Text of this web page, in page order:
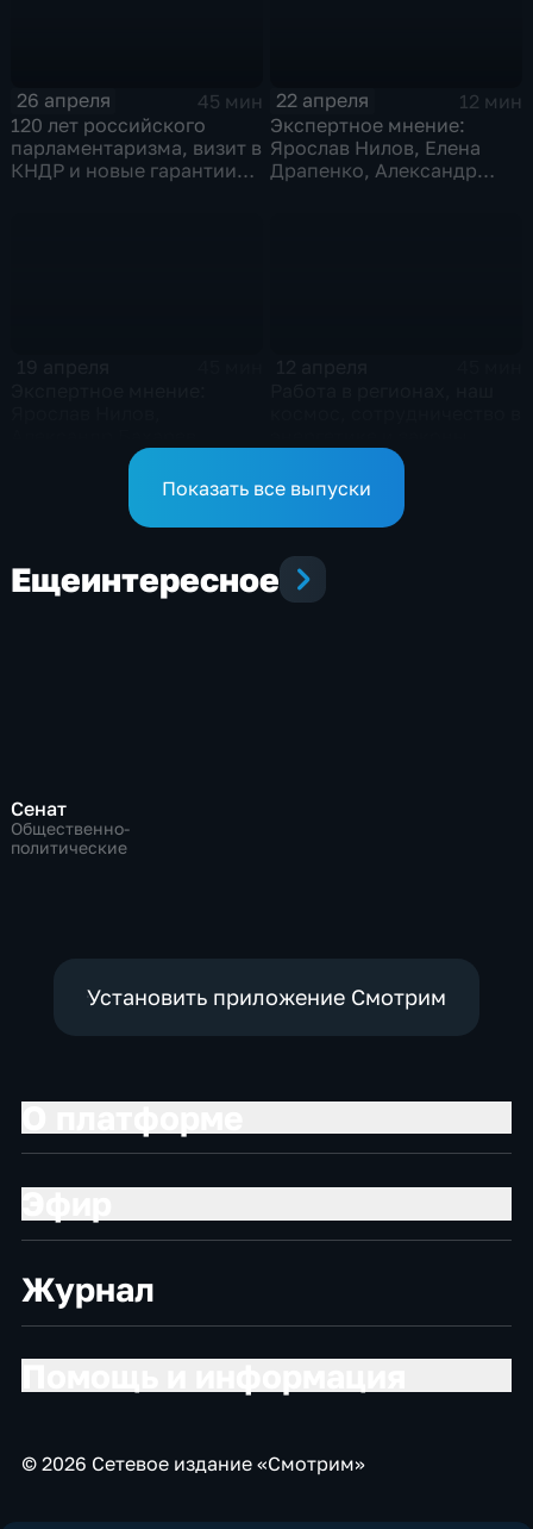
26 апреля
45 мин
120 лет российского
парламентаризма, визит в
КНДР и новые гарантии
22 апреля
12 мин
Экспертное мнение:
Ярослав Нилов, Елена
Драпенко, Александр
Станислав Наумов, Ольга
Показать все выпуски
Ещеинтересное
Сенат
Общественно-
политические
Установить приложение Смотрим
Журнал
© 2026 Сетевое издание «Смотрим»